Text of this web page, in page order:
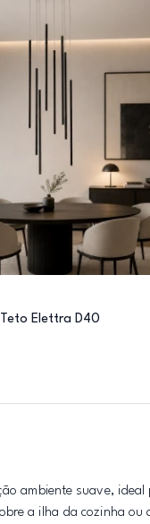
Elettra D40
ambiente suave,
a ilha da cozinha